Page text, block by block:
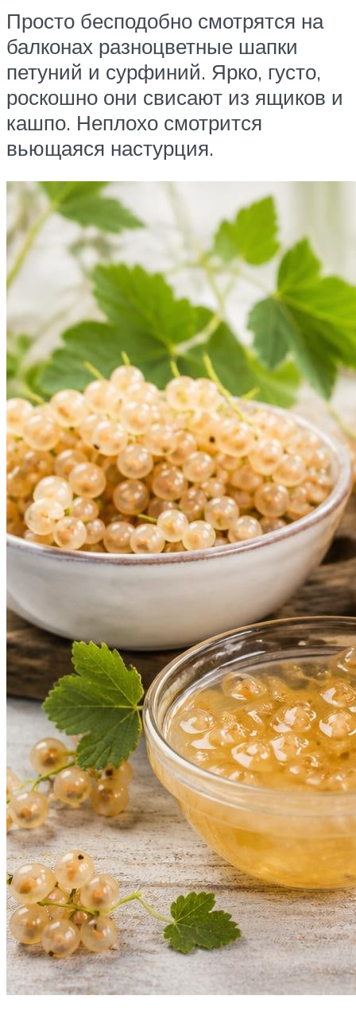
Просто бесподобно смотрятся на
балконах разноцветные шапки
петуний и сурфиний. Ярко, густо,
роскошно они свисают из ящиков и
кашпо. Неплохо смотрится
вьющаяся настурция.